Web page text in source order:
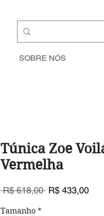
SOBRE NÓS
Túnica Zoe
Vermelha
R$ 618,00 Preço
R$ 433,00
Tamanho *